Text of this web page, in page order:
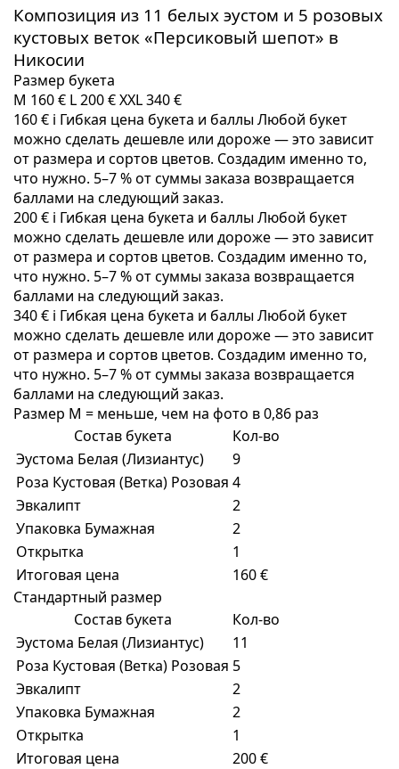
Композиция из 11 белых эустом и 5 розовых
кустовых веток «Персиковый шепот» в
Никосии
Размер букета
M 160 € L200 €XXL340 €
160 € i Гибкая цена букета и баллыЛюбой букет
можно сделать дешевле или дороже — это зависит
от размера и сортов цветов. Создадим именно то,
что нужно. 5–7 % от суммы заказа возвращается
баллами на следующий заказ.
200 € i Гибкая цена букета и баллыЛюбой букет
можно сделать дешевле или дороже — это зависит
от размера и сортов цветов. Создадим именно то,
что нужно. 5–7 % от суммы заказа возвращается
баллами на следующий заказ.
340 € i Гибкая цена букета и баллыЛюбой букет
можно сделать дешевле или дороже — это зависит
от размера и сортов цветов. Создадим именно то,
что нужно. 5–7 % от суммы заказа возвращается
баллами на следующий заказ.
Размер M = меньше, чем на фото в 0,86 раз
Состав букета
Кол-во
Эустома Белая (Лизиантус)
9
Роза Кустовая (Ветка) Розовая 4
Эвкалипт
2
Упаковка Бумажная
2
Открытка
1
Итоговая цена
160 €
Стандартный размер
Состав букета
Кол-во
Эустома Белая (Лизиантус)
11
Роза Кустовая (Ветка) Розовая 5
Эвкалипт
2
Упаковка Бумажная
2
Открытка
1
Итоговая цена
200 €